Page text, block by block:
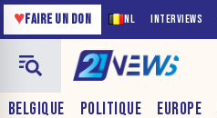
NL INTERVIEWS
♥FAIRE UN DON
BELGIQUE POLITIQUE EUROPE